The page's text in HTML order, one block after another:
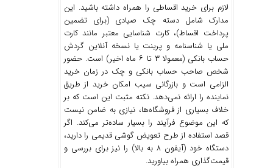
لازم برای خرید اقساطی را همراه داشته باشید. این
مدارک شامل دسته چک صیادی (برای تضمین
پرداخت اقساط)، کارت شناسایی معتبر مانند کارت
ملی یا شناسنامه و پرینت یا نسخه آنلاین گردش
حساب بانکی (معمولا ۳ تا ۶ ماه اخیر) است. حضور
شخص صاحب حساب بانکی و چک در زمان خرید
الزامی است و بازرگانی سیب امکان خرید از طریق
نماینده را ارائه نمی‌دهد. نکته مثبت این است که بر
خلاف بسیاری از فروشگاه‌ها، نیازی به ضامن نیست
که این موضوع فرآیند را بسیار ساده‌تر می‌کند. اگر
قصد استفاده از طرح تعویض گوشی قدیمی را دارید،
دستگاه خود (آیفون ۸ به بالا) را نیز برای بررسی و
قیمت‌گذاری همراه بیاورید.